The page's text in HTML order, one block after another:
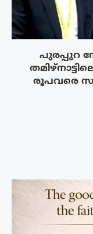
പുരപ്പുറ
രൂപവരെ